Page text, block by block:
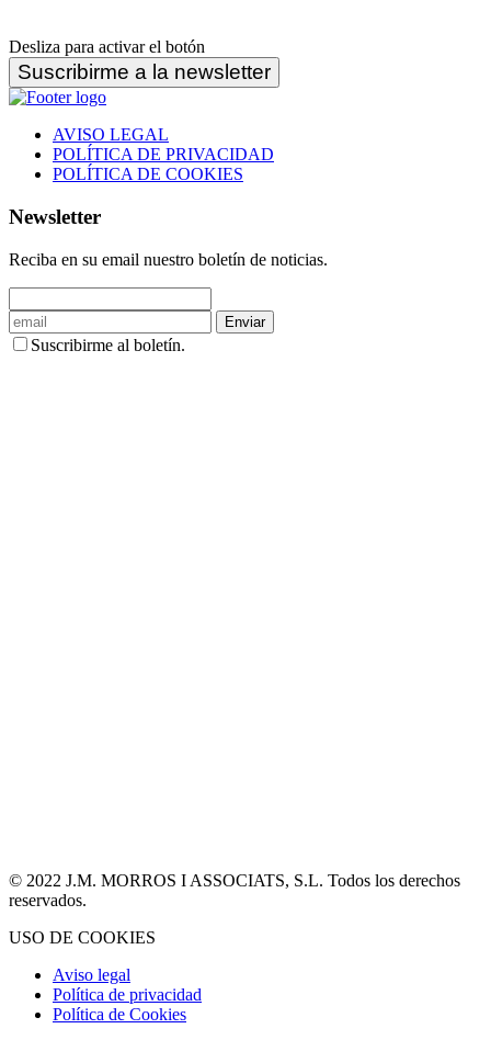
Desliza para activar el botón
Suscribirme a la newsletter
AVISO LEGAL
POLÍTICA DE PRIVACIDAD
POLÍTICA DE COOKIES
Newsletter
Reciba en su email nuestro boletín de noticias.
Enviar
Suscribirme al boletín.
© 2022 J.M. MORROS I ASSOCIATS, S.L. Todos los derechos
reservados.
USO DE COOKIES
Aviso legal
Política de privacidad
Política de Cookies